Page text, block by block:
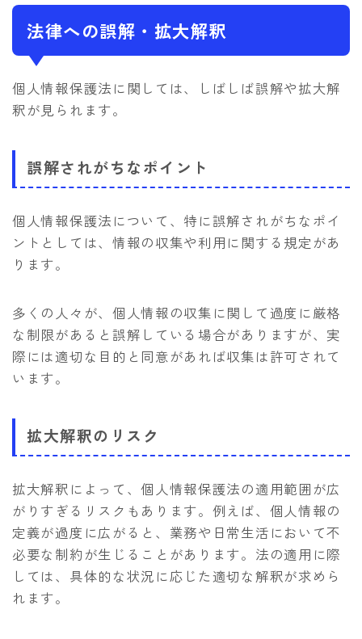
法律への誤解・拡大解釈
個人情報保護法に関しては、しばしば誤解や拡大解
釈が見られます。
誤解されがちなポイント
個人情報保護法について、特に誤解されがちなポイ
ントとしては、情報の収集や利用に関する規定があ
ります。
多くの人々が、個人情報の収集に関して過度に厳格
な制限があると誤解している場合がありますが、実
際には適切な目的と同意があれば収集は許可されて
います。
拡大解釈のリスク
拡大解釈によって、個人情報保護法の適用範囲が広
がりすぎるリスクもあります。例えば、個人情報の
定義が過度に広がると、業務や日常生活において不
必要な制約が生じることがあります。法の適用に際
しては、具体的な状況に応じた適切な解釈が求めら
れます。